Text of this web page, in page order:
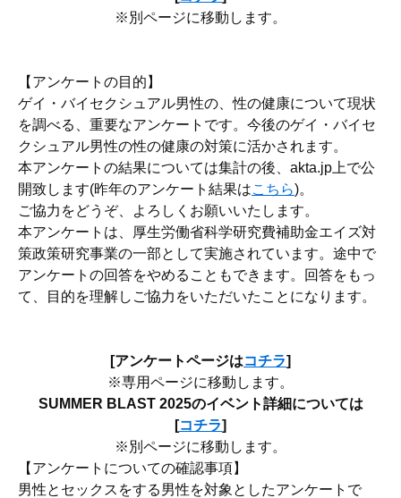
※別ページに移動します。
【アンケートの目的】
ゲイ・バイセクシュアル男性の、性の健康について現状
を調べる、重要なアンケートです。今後のゲイ・バイセ
クシュアル男性の性の健康の対策に活かされます。
本アンケートの結果については集計の後、akta.jp上で公
開致します(昨年のアンケート結果はこちら)。
ご協力をどうぞ、よろしくお願いいたします。
本アンケートは、厚生労働省科学研究費補助金エイズ対
策政策研究事業の一部として実施されています。途中で
アンケートの回答をやめることもできます。回答をもっ
て、目的を理解しご協力をいただいたことになります。
[アンケートページはコチラ]
※専用ページに移動します。
SUMMER BLAST 2025のイベント詳細については
[コチラ]
※別ページに移動します。
【アンケートについての確認事項】
男性とセックスをする男性を対象としたアンケートで